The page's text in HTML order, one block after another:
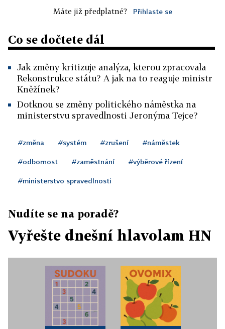
Máte již předplatné? Přihlaste se
Co se dočtete dál
Jak změny kritizuje analýza, kterou zpracovala
Rekonstrukce státu? A jak na to reaguje ministr
Kněžínek?
Dotknou se změny politického náměstka na
ministerstvu spravedlnosti Jeronýma Tejce?
#změna #systém #zrušení #náměstek
#odbornost #zaměstnání #výběrové řízení
#ministerstvo spravedlnosti
Nudíte se na poradě?
Vyřešte dnešní hlavolam HN